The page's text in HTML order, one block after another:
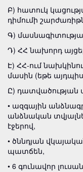
Բ) հատուկ
դիմումի
Գ)
Դ) ՀՀ նախորդ
Է) ՀՀ-ում
մասին (եթե
Ը) դատվածության
• ազգային
անձնական
էջերով,
• ծննդյան
պատճեն,
• 6 գունավոր